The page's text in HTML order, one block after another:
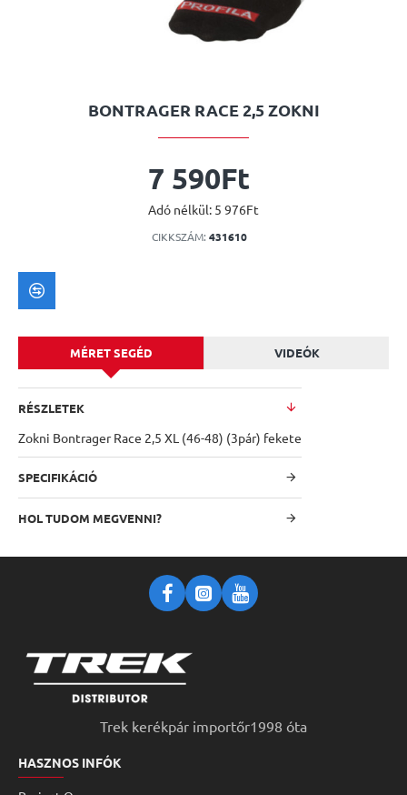
BONTRAGER RACE 2,5 ZOKNI
7 590Ft
Adó nélkül: 5 976Ft
CIKKSZÁM: 431610
MÉRET SEGÉD VIDEÓK
RÉSZLETEK
Zokni Bontrager Race 2,5 XL (46-48) (3pár) fekete
SPECIFIKÁCIÓ
HOL TUDOM MEGVENNI?
Trek kerékpár importőr1998 óta
HASZNOS INFÓK